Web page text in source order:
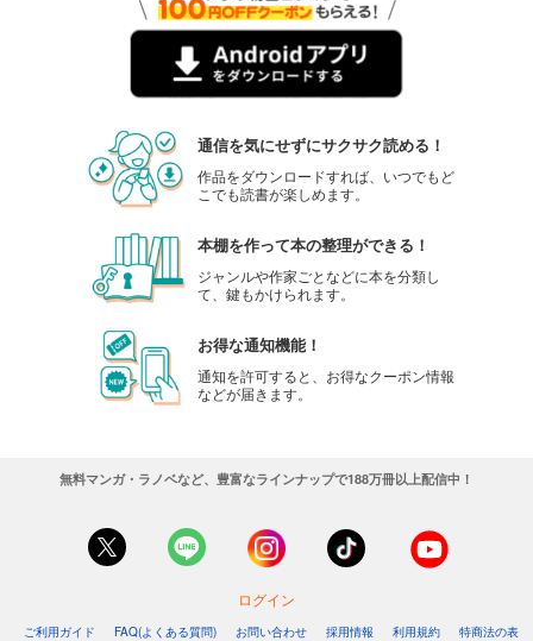
通信を気にせずにサクサク読める！
作品をダウンロードすれば、いつでもど
こでも読書が楽しめます。
本棚を作って本の整理ができる！
ジャンルや作家ごとなどに本を分類し
て、鍵もかけられます。
お得な通知機能！
通知を許可すると、お得なクーポン情報
などが届きます。
無料マンガ・ラノベなど、豊富なラインナップで188万冊以上配信中！
ログイン
ご利用ガイド FAQ(よくある質問) お問い合わせ 採用情報 利用規約 特商法の表